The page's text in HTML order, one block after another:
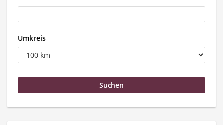
Umkreis